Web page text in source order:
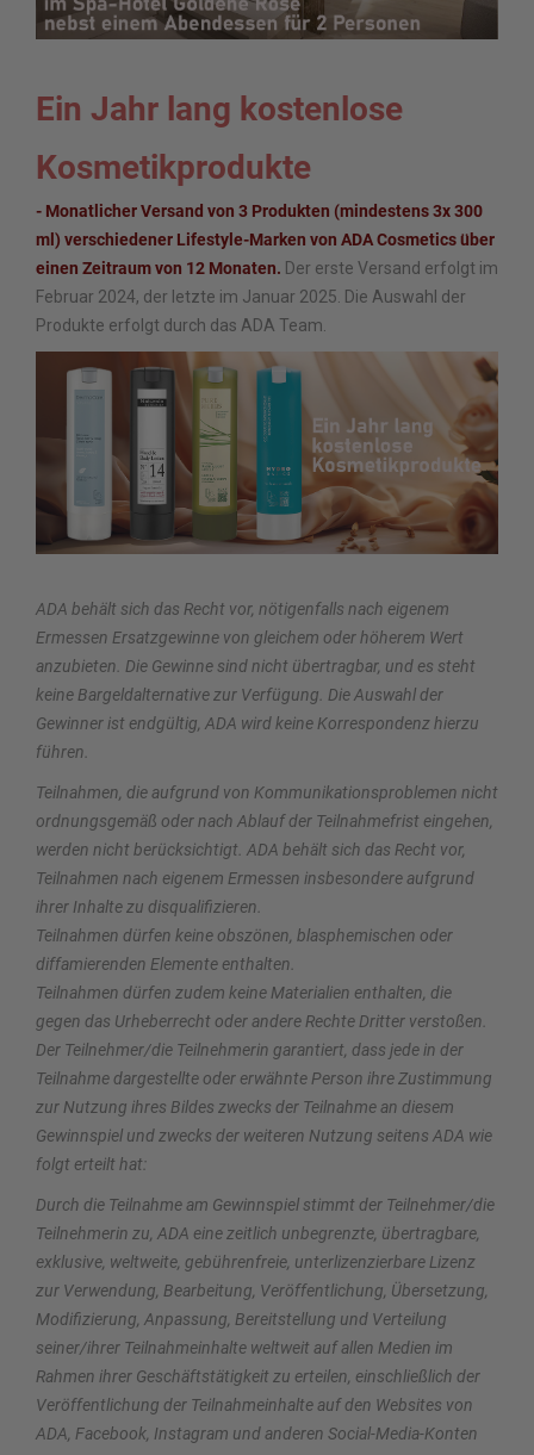
Ein Jahr lang kostenlose
Kosmetikprodukte
- Monatlicher Versand von 3 Produkten (mindestens 3x 300
ml) verschiedener Lifestyle-Marken von ADA Cosmetics über
einen Zeitraum von 12 Monaten. Der erste Versand erfolgt im
Februar 2024, der letzte im Januar 2025. Die Auswahl der
Produkte erfolgt durch das ADA Team.
ADA behält sich das Recht vor, nötigenfalls nach eigenem
Ermessen Ersatzgewinne von gleichem oder höherem Wert
anzubieten. Die Gewinne sind nicht übertragbar, und es steht
keine Bargeldalternative zur Verfügung. Die Auswahl der
Gewinner ist endgültig, ADA wird keine Korrespondenz hierzu
führen.
Teilnahmen, die aufgrund von Kommunikationsproblemen nicht
ordnungsgemäß oder nach Ablauf der Teilnahmefrist eingehen,
werden nicht berücksichtigt. ADA behält sich das Recht vor,
Teilnahmen nach eigenem Ermessen insbesondere aufgrund
ihrer Inhalte zu disqualifizieren.
Teilnahmen dürfen keine obszönen, blasphemischen oder
diffamierenden Elemente enthalten.
Teilnahmen dürfen zudem keine Materialien enthalten, die
gegen das Urheberrecht oder andere Rechte Dritter verstoßen.
Der Teilnehmer/die Teilnehmerin garantiert, dass jede in der
Teilnahme dargestellte oder erwähnte Person ihre Zustimmung
zur Nutzung ihres Bildes zwecks der Teilnahme an diesem
Gewinnspiel und zwecks der weiteren Nutzung seitens ADA wie
folgt erteilt hat:
Durch die Teilnahme am Gewinnspiel stimmt der Teilnehmer/die
Teilnehmerin zu, ADA eine zeitlich unbegrenzte, übertragbare,
exklusive, weltweite, gebührenfreie, unterlizenzierbare Lizenz
zur Verwendung, Bearbeitung, Veröffentlichung, Übersetzung,
Modifizierung, Anpassung, Bereitstellung und Verteilung
seiner/ihrer Teilnahmeinhalte weltweit auf allen Medien im
Rahmen ihrer Geschäftstätigkeit zu erteilen, einschließlich der
Veröffentlichung der Teilnahmeinhalte auf den Websites von
ADA, Facebook, Instagram und anderen Social-Media-Konten